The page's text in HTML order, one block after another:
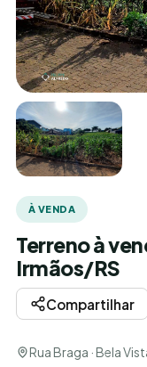
À VENDA
Terreno à
Irmãos/RS
Compartilhar
Rua Braga · Bela